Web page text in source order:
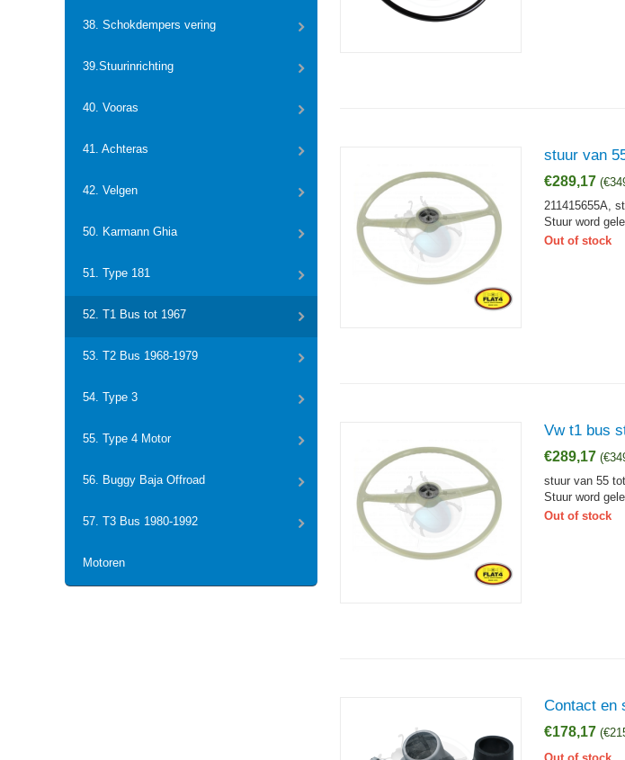
38. Schokdempers vering
39.Stuurinrichting
40. Vooras
41. Achteras
42. Velgen
50. Karmann Ghia
51. Type 181
52. T1 Bus tot 1967
53. T2 Bus 1968-1979
54. Type 3
55. Type 4 Motor
56. Buggy Baja Offroad
57. T3 Bus 1980-1992
Motoren
stuur van
€289,17 (€
211415655A,
Stuur word
Out of stock
Vw t1 bus
€289,17 (€
stuur van 55
Stuur word
Out of stock
Contact en
€178,17 (€